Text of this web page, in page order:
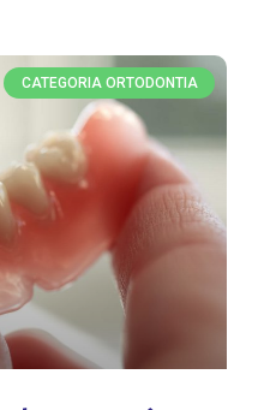
CATEGORIA ORTODONTIA